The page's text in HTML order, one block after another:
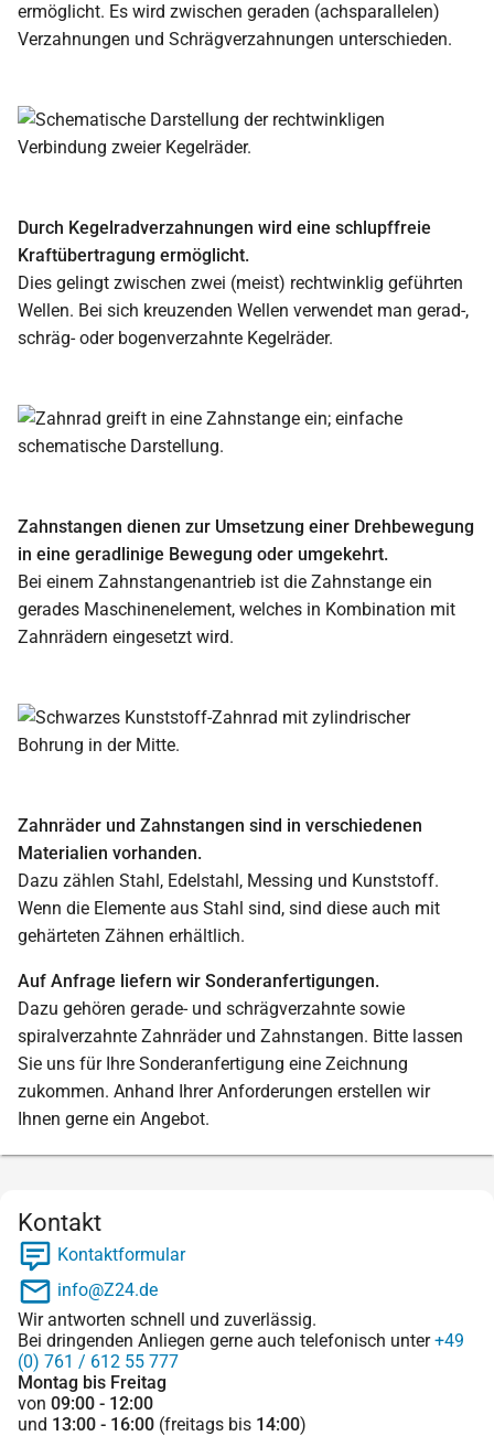
ermöglicht. Es wird zwischen geraden (achsparallelen)
Verzahnungen und Schrägverzahnungen unterschieden.
Durch Kegelradverzahnungen wird eine schlupffreie
Kraftübertragung ermöglicht.
Dies gelingt zwischen zwei (meist) rechtwinklig geführten
Wellen. Bei sich kreuzenden Wellen verwendet man gerad-,
schräg- oder bogenverzahnte Kegelräder.
Zahnstangen dienen zur Umsetzung einer Drehbewegung
in eine geradlinige Bewegung oder umgekehrt.
Bei einem Zahnstangenantrieb ist die Zahnstange ein
gerades Maschinenelement, welches in Kombination mit
Zahnrädern eingesetzt wird.
Zahnräder und Zahnstangen sind in verschiedenen
Materialien vorhanden.
Dazu zählen Stahl, Edelstahl, Messing und Kunststoff.
Wenn die Elemente aus Stahl sind, sind diese auch mit
gehärteten Zähnen erhältlich.
Auf Anfrage liefern wir Sonderanfertigungen.
Dazu gehören gerade- und schrägverzahnte sowie
spiralverzahnte Zahnräder und Zahnstangen. Bitte lassen
Sie uns für Ihre Sonderanfertigung eine Zeichnung
zukommen. Anhand Ihrer Anforderungen erstellen wir
Ihnen gerne ein Angebot.
Kontakt
Kontaktformular
info@Z24.de
Wir antworten schnell und zuverlässig.
Bei dringenden Anliegen gerne auch telefonisch unter+49
(0) 761 / 612 55 777
Montag bis Freitag
von 09:00 - 12:00
und 13:00 - 16:00 (freitags bis 14:00)